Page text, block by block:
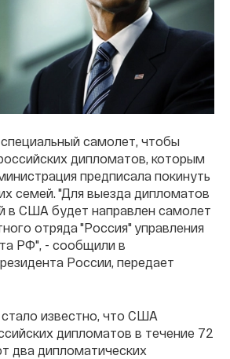
самолет, чтобы
дипломатов, которым
предписала покинуть
семей. "Для выезда дипломатов
в США будет направлен самолет
отряда "Россия" управления
РФ", - сообщили в
России, передает
известно, что США
дипломатов в течение 72
два дипломатических